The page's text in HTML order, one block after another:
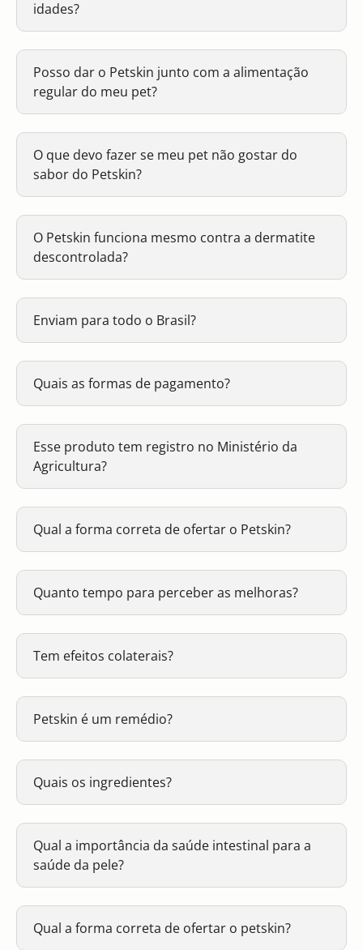
idades?
Posso dar o Petskin junto com a alimentação
regular do meu pet?
O que devo fazer se meu pet não gostar do
sabor do Petskin?
O Petskin funciona mesmo contra a dermatite
descontrolada?
Enviam para todo o Brasil?
Quais as formas de pagamento?
Esse produto tem registro no Ministério da
Agricultura?
Qual a forma correta de ofertar o Petskin?
Quanto tempo para perceber as melhoras?
Tem efeitos colaterais?
Petskin é um remédio?
Quais os ingredientes?
Qual a importância da saúde intestinal para a
saúde da pele?
Qual a forma correta de ofertar o petskin?